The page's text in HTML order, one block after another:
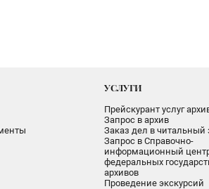
УСЛУГИ
Прейскурант услуг
Запрос в архив
Заказ дел в читальный
Запрос в Справочно-
информационный
федеральных
архивов
Проведение экскурсий